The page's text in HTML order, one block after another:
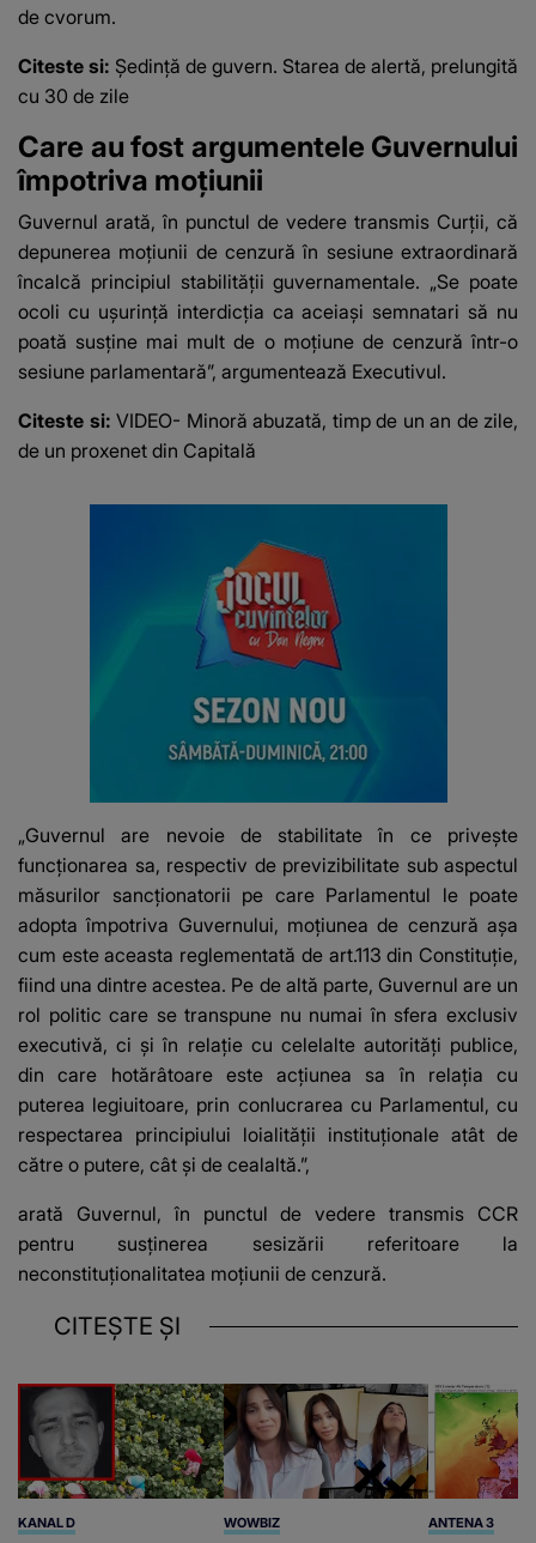
de cvorum.
Citeste si: Ședință de guvern. Starea de alertă, prelungită
cu 30 de zile
Care au fost argumentele Guvernului
împotriva moțiunii
Guvernul arată, în punctul de vedere transmis Curţii, că
depunerea moţiunii de cenzură în sesiune extraordinară
încalcă principiul stabilităţii guvernamentale. „Se poate
ocoli cu uşurinţă interdicţia ca aceiaşi semnatari să nu
poată susţine mai mult de o moţiune de cenzură într-o
sesiune parlamentară”, argumentează Executivul.
Citeste si: VIDEO- Minoră abuzată, timp de un an de zile,
de un proxenet din Capitală
„Guvernul are nevoie de stabilitate în ce priveşte
funcţionarea sa, respectiv de previzibilitate sub aspectul
măsurilor sancţionatorii pe care Parlamentul le poate
adopta împotriva Guvernului, moţiunea de cenzură aşa
cum este aceasta reglementată de art.113 din Constituţie,
fiind una dintre acestea. Pe de altă parte, Guvernul are un
rol politic care se transpune nu numai în sfera exclusiv
executivă, ci şi în relaţie cu celelalte autorităţi publice,
din care hotărâtoare este acţiunea sa în relaţia cu
puterea legiuitoare, prin conlucrarea cu Parlamentul, cu
respectarea principiului loialităţii instituţionale atât de
către o putere, cât şi de cealaltă.”,
arată Guvernul, în punctul de vedere transmis CCR
pentru susţinerea sesizării referitoare la
neconstituţionalitatea moţiunii de cenzură.
CITEȘTE ȘI
KANAL D WOWBIZ ANTENA 3